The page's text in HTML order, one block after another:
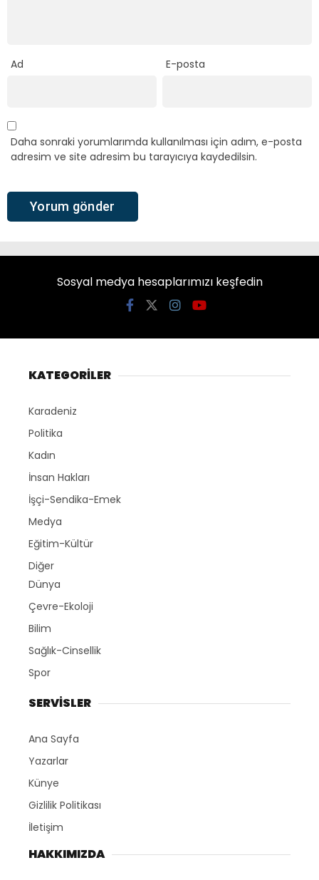
Ad E-posta
Daha sonraki yorumlarımda kullanılması için adım, e-posta
adresim ve site adresim bu tarayıcıya kaydedilsin.
Sosyal medya hesaplarımızı keşfedin
KATEGORİLER
Karadeniz
Politika
Kadın
İnsan Hakları
İşçi-Sendika-Emek
Medya
Eğitim-Kültür
Diğer
Dünya
Çevre-Ekoloji
Bilim
Sağlık-Cinsellik
Spor
SERVİSLER
Ana Sayfa
Yazarlar
Künye
Gizlilik Politikası
İletişim
HAKKIMIZDA